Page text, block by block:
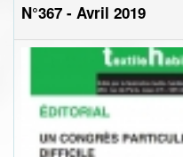
N°367 - Avril 2019